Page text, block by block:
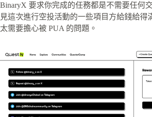
BinaryX 要求你完成的任務都是不需要任何
見這次進行空投活動的一些項目方給錢給得
太需要擔心被 PUA 的問題。